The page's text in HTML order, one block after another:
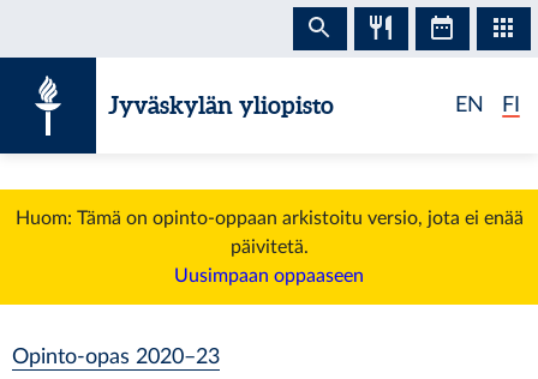
Jyväskylän yliopisto EN FI
Huom: Tämä on opinto-oppaan arkistoitu versio, jota ei enää
päivitetä.
Uusimpaan oppaaseen
Opinto-opas 2020–23